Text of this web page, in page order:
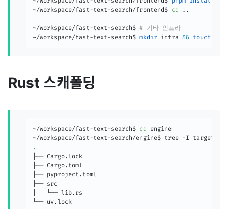
~/workspace/fast-text-search/frontend$ cd ..
~/workspace/fast-text-search$ # 기타 인프라
~/workspace/fast-text-search$ mkdir infra && touch
Rust 스캐폴딩
~/workspace/fast-text-search$ cd
engine
.
├── Cargo.lock
├── Cargo.toml
├── pyproject.toml
├── src
│   └── lib.rs
└── uv.lock